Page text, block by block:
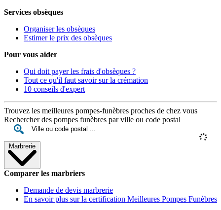
Services obsèques
Organiser les obsèques
Estimer le prix des obsèques
Pour vous aider
Qui doit payer les frais d'obsèques ?
Tout ce qu'il faut savoir sur la crémation
10 conseils d'expert
Trouvez les meilleures pompes-funèbres proches de chez vous
Rechercher des pompes funèbres par ville ou code postal
Marbrerie
Comparer les marbriers
Demande de devis marbrerie
En savoir plus sur la certification Meilleures Pompes Funèbres